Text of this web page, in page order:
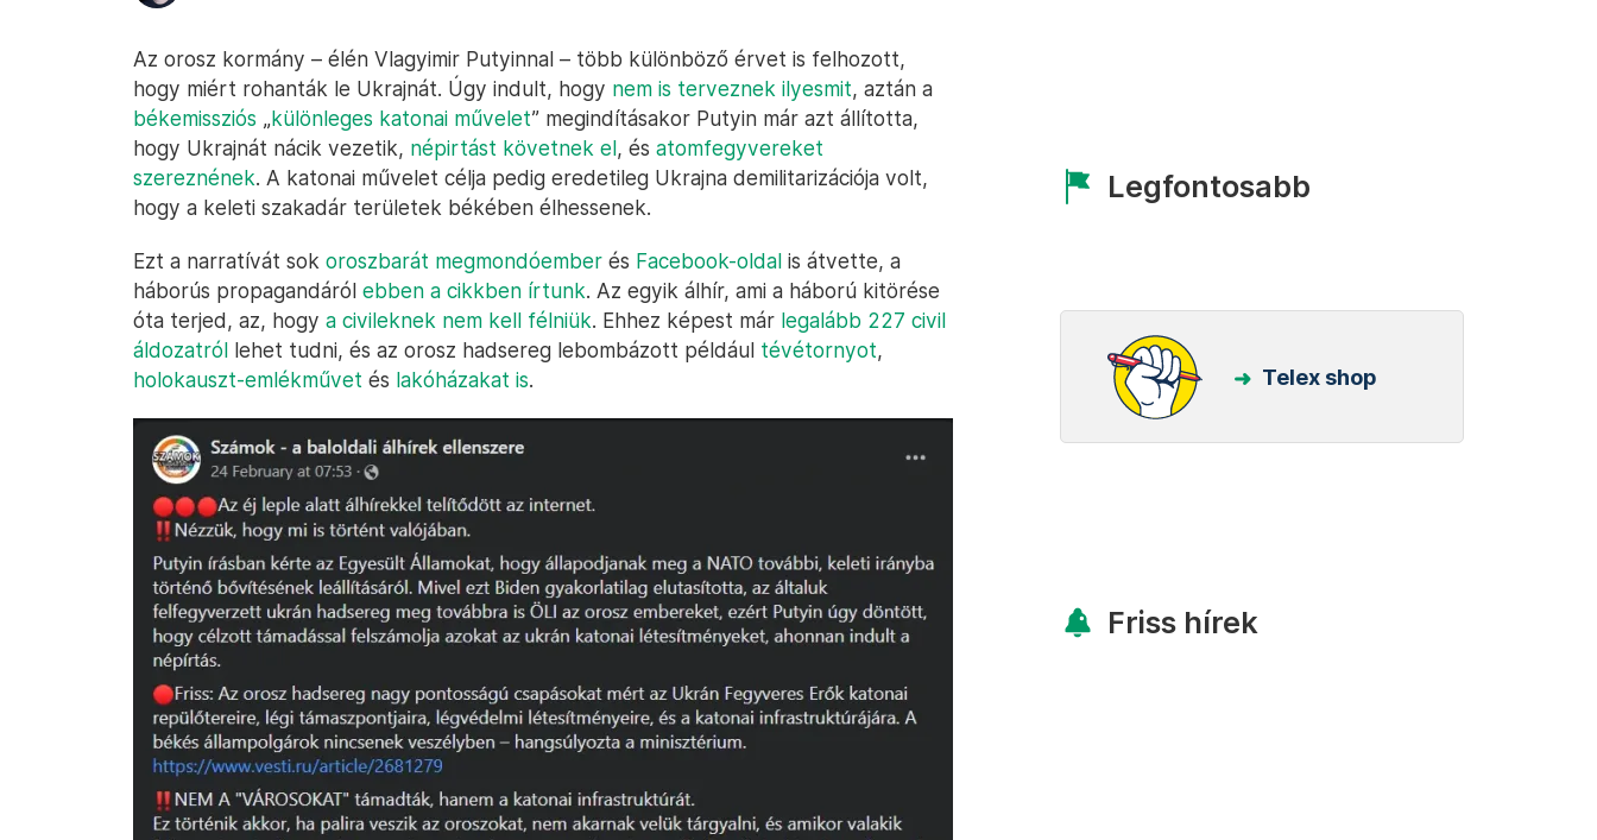
Az orosz kormány – élén Vlagyimir Putyinnal – több különböző érvet is felhozott,
hogy miért rohanták le Ukrajnát. Úgy indult, hogy nem is terveznek ilyesmit, aztán a
békemissziós „különleges katonai művelet” megindításakor Putyin már azt állította,
hogy Ukrajnát nácik vezetik, népirtást követnek el, és atomfegyvereket
szereznének. A katonai művelet célja pedig eredetileg Ukrajna demilitarizációja volt,
hogy a keleti szakadár területek békében élhessenek.
Ezt a narratívát sok oroszbarát megmondóember és Facebook-oldal is átvette, a
háborús propagandáról ebben a cikkben írtunk. Az egyik álhír, ami a háború kitörése
óta terjed, az, hogy a civileknek nem kell félniük. Ehhez képest már legalább 227 civil
áldozatról lehet tudni, és az orosz hadsereg lebombázott például tévétornyot,
holokauszt-emlékművet és lakóházakat is.
Legfontosabb
Telex shop
Friss hírek